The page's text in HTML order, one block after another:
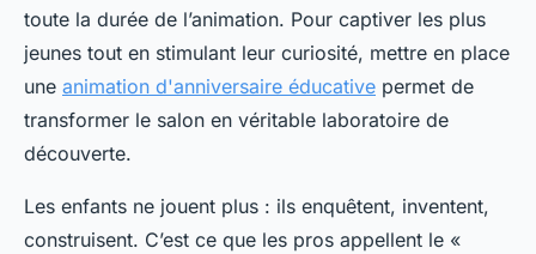
toute la durée de l’animation. Pour captiver les plus
jeunes tout en stimulant leur curiosité, mettre en place
une animation d'anniversaire éducative permet de
transformer le salon en véritable laboratoire de
découverte.
Les enfants ne jouent plus : ils enquêtent, inventent,
construisent. C’est ce que les pros appellent le «